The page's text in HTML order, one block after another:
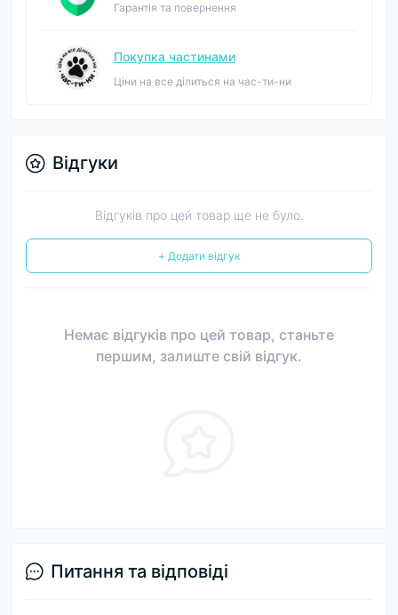
Гарантія та повернення
Покупка частинами
Ціни на все ділиться на час-ти-ни
Відгуки
Відгуків про цей товар ще не було.
+ Додати відгук
Немає відгуків про цей товар, станьте
першим, залиште свій відгук.
Питання та відповіді